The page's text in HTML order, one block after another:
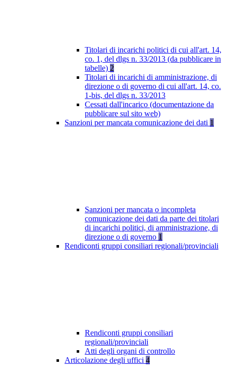
Titolari di incarichi politici di cui all'art. 14,
co. 1, del dlgs n. 33/2013 (da pubblicare in
tabelle) 2
Titolari di incarichi di amministrazione, di
direzione o di governo di cui all'art. 14, co.
1-bis, del dlgs n. 33/2013
Cessati dall'incarico (documentazione da
pubblicare sul sito web)
Sanzioni per mancata comunicazione dei dati 1
Sanzioni per mancata o incompleta
comunicazione dei dati da parte dei titolari
di incarichi politici, di amministrazione, di
direzione o di governo 1
Rendiconti gruppi consiliari regionali/provinciali
Rendiconti gruppi consiliari
regionali/provinciali
Atti degli organi di controllo
Articolazione degli uffici 4